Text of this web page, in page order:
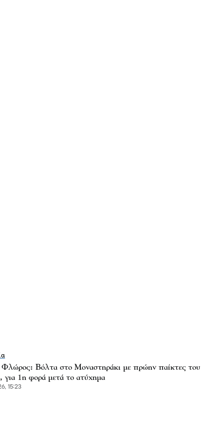
Φλώρος: Βόλτα στο Μοναστηράκι με πρώην παίκτες του
για 1η φορά μετά το ατύχημα
15:23